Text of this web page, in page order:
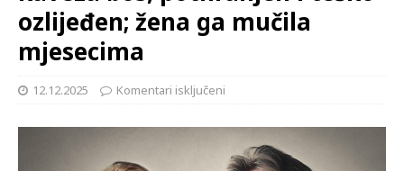
Suprug pobjegao iz psećeg
kaveza bos, pothranjen i teško
ozlijeđen; žena ga mučila
mjesecima
Komentari isključeni